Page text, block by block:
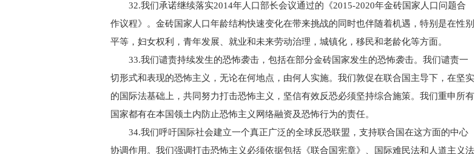
32.我们承诺继续落实2014年人口部长会议通过的《2015-2020年金砖国家人口问题合
作议程》。金砖国家人口年龄结构快速变化在带来挑战的同时也伴随着机遇，特别是在性别
平等，妇女权利，青年发展、就业和未来劳动治理，城镇化，移民和老龄化等方面。
33.我们谴责持续发生的恐怖袭击，包括在部分金砖国家发生的恐怖袭击。我们谴责一
切形式和表现的恐怖主义，无论在何地点，由何人实施。我们敦促在联合国主导下，在坚实
的国际法基础上，共同努力打击恐怖主义，坚信有效反恐必须坚持综合施策。我们重申所有
国家都有在本国领土内防止恐怖主义网络融资及恐怖行为的责任。
34.我们呼吁国际社会建立一个真正广泛的全球反恐联盟，支持联合国在这方面的中心
协调作用。我们强调打击恐怖主义必须依据包括《联合国宪章》、国际难民法和人道主义法